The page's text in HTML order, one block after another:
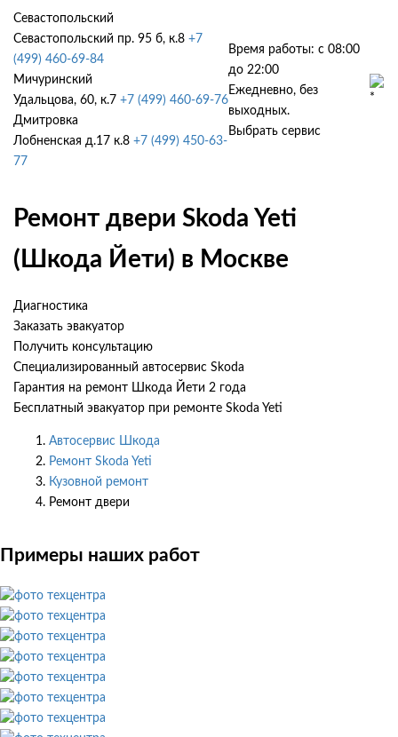
Севастопольский
Севастопольский пр. 95 б, к.8 +7
(499) 460-69-84
Мичуринский
Удальцова, 60, к.7 +7 (499) 460-69-76
Дмитровка
Лобненская д.17 к.8 +7 (499) 450-63-
77
Время работы: с 08:00
до 22:00
Ежедневно, без
выходных.
Выбрать сервис
Ремонт двери Skoda Yeti
(Шкода Йети) в Москве
Диагностика
Заказать эвакуатор
Получить консультацию
Специализированный автосервис Skoda
Гарантия на ремонт Шкода Йети 2 года
Бесплатный эвакуатор при ремонте Skoda Yeti
Автосервис Шкода
Ремонт Skoda Yeti
Кузовной ремонт
Ремонт двери
Примеры наших работ